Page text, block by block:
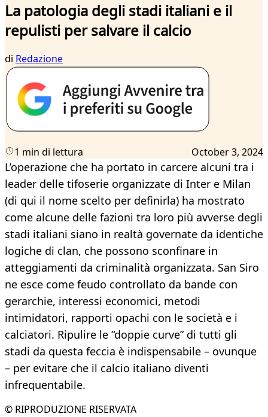
La patologia degli stadi italiani e il
repulisti per salvare il calcio
di Redazione
1 min di lettura October 3, 2024
L’operazione che ha portato in carcere alcuni tra i
leader delle tifoserie organizzate di Inter e Milan
(di qui il nome scelto per definirla) ha mostrato
come alcune delle fazioni tra loro più avverse degli
stadi italiani siano in realtà governate da identiche
logiche di clan, che possono sconfinare in
atteggiamenti da criminalità organizzata. San Siro
ne esce come feudo controllato da bande con
gerarchie, interessi economici, metodi
intimidatori, rapporti opachi con le società e i
calciatori. Ripulire le “doppie curve” di tutti gli
stadi da questa feccia è indispensabile – ovunque
– per evitare che il calcio italiano diventi
infrequentabile.
© RIPRODUZIONE RISERVATA